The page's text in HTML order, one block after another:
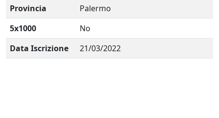
Provincia
Palermo
5x1000
No
Data Iscrizione
21/03/2022